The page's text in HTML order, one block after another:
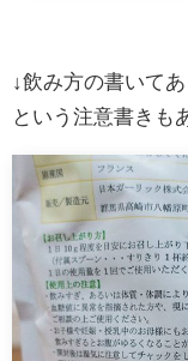
↓飲み方の書いて
という注意書きも